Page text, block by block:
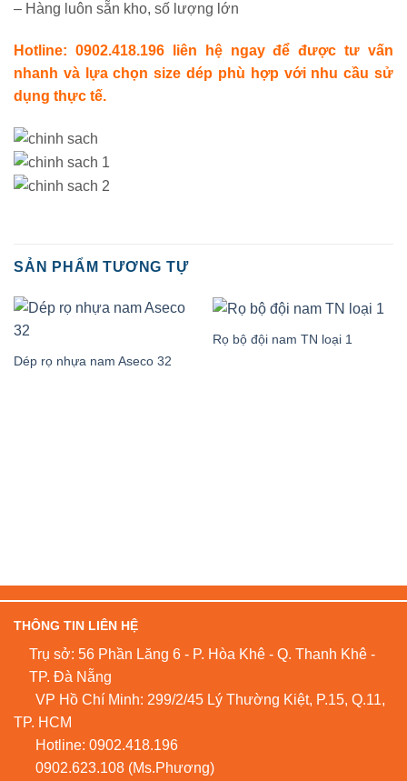
– Hàng luôn sẵn kho, số lượng lớn
Hotline: 0902.418.196 liên hệ ngay để được tư vấn
nhanh và lựa chọn size dép phù hợp với nhu cầu sử
dụng thực tế.
SẢN PHẨM TƯƠNG TỰ
Dép rọ nhựa nam Aseco 32
Rọ bộ đội nam TN loại 1
THÔNG TIN LIÊN HỆ
Trụ sở: 56 Phần Lăng 6 - P. Hòa Khê - Q. Thanh Khê -
TP. Đà Nẵng
VP Hồ Chí Minh: 299/2/45 Lý Thường Kiệt, P.15, Q.11,
TP. HCM
Hotline: 0902.418.196
0902.623.108 (Ms.Phương)